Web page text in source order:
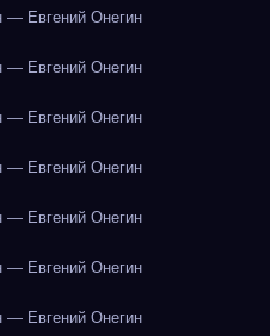
— Евгений Онегин
— Евгений Онегин
— Евгений Онегин
— Евгений Онегин
— Евгений Онегин
— Евгений Онегин
— Евгений Онегин